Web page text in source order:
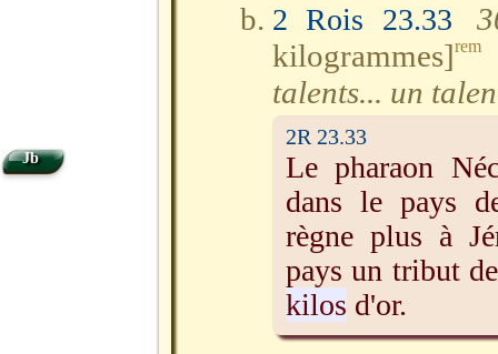
2 Rois 23.33
kilogrammes]
talents... un
2R 23.33
Le pharaon
dans le pays
règne plus à
pays un tribut
kilos d'or.
Jb